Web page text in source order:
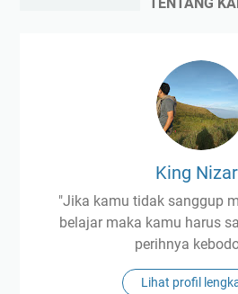
King
"Jika kamu tidak sanggup
belajar maka kamu harus
perihnya
Lihat profil